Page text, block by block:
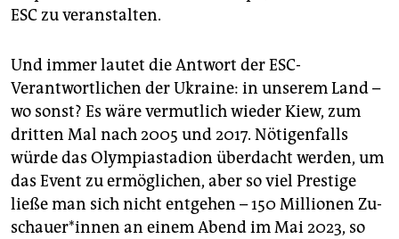
ESC zu veranstalten.
Und immer ­lautet die Antwort der ESC-
Verantwortlichen der Ukraine: in unserem Land –
wo sonst? Es wäre vermutlich wieder Kiew, zum
dritten Mal nach 2005 und 2017. Nötigenfalls
würde das Olympiastadion überdacht werden, um
das Event zu ermöglichen, aber so viel Prestige
ließe man sich nicht entgehen – 150 Millionen Zu­
schaue­r*in­nen an einem Abend im Mai 2023, so